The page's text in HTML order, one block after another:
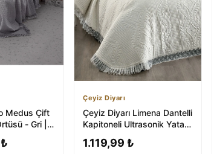
Medus Çift
- Gri |
Çeyiz Diyarı
Çeyiz Diyarı Limena Dantelli
Kapitoneli Ultrasonik Yatak
1.119,99 ₺